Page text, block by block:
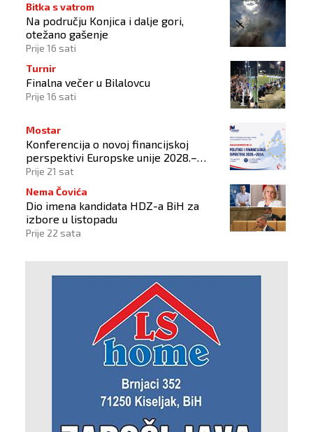
Bitka s vatrom
Na području Konjica i dalje gori,
otežano gašenje
Prije 16 sati
Turnir
Finalna večer u Bilalovcu
Prije 16 sati
Mostar
Konferencija o novoj financijskoj
perspektivi Europske unije 2028.–
2034.
Prije 21 sat
Nema Čovića
Dio imena kandidata HDZ-a BiH za
izbore u listopadu
Prije 22 sata